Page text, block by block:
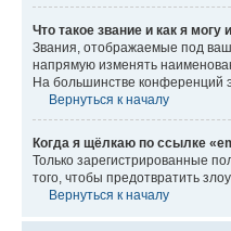
Что такое звание и как я могу
Звания, отображаемые под
напрямую изменять
На большинстве конференций
Вернуться к началу
Когда я щёлкаю по ссылке
Только зарегистрированные
того, чтобы предотвратить
Вернуться к началу